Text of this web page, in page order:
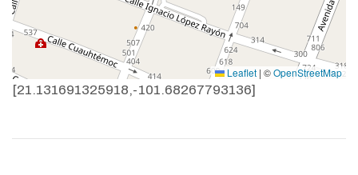
Leaflet | ©OpenStreetMap
[21.131691325918,-101.68267793136]